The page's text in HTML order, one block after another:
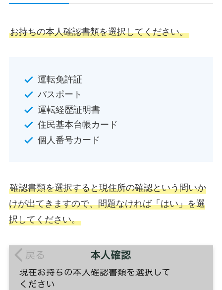
お持ちの本人確認書類を選択してください。
運転免許証
パスポート
運転経歴証明書
住民基本台帳カード
個人番号カード
確認書類を選択すると現住所の確認という問いか
けが出てきますので、問題なければ「はい」を選
択してください。